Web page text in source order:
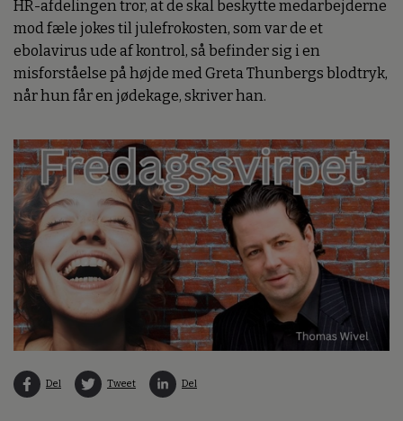
HR-afdelingen tror, at de skal beskytte medarbejderne
mod fæle jokes til julefrokosten, som var de et
ebolavirus ude af kontrol, så befinder sig i en
misforståelse på højde med Greta Thunbergs blodtryk,
når hun får en jødekage, skriver han.
Del Tweet Del